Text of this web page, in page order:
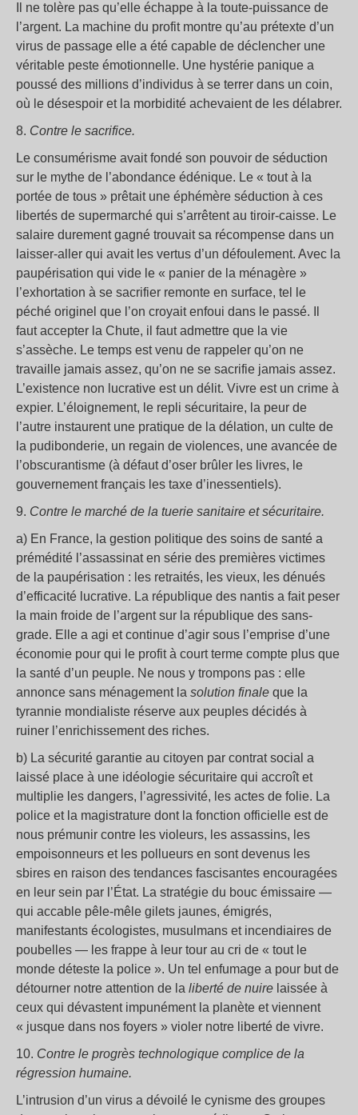
Il ne tolère pas qu’elle échappe à la toute-puissance de
l’argent. La machine du profit montre qu’au prétexte d’un
virus de passage elle a été capable de déclencher une
véritable peste émotionnelle. Une hystérie panique a
poussé des millions d’individus à se terrer dans un coin,
où le désespoir et la morbidité achevaient de les délabrer.
8. Contre le sacrifice.
Le consumérisme avait fondé son pouvoir de séduction
sur le mythe de l’abondance édénique. Le « tout à la
portée de tous » prêtait une éphémère séduction à ces
libertés de supermarché qui s’arrêtent au tiroir-caisse. Le
salaire durement gagné trouvait sa récompense dans un
laisser-aller qui avait les vertus d’un défoulement. Avec la
paupérisation qui vide le « panier de la ménagère »
l’exhortation à se sacrifier remonte en surface, tel le
péché originel que l’on croyait enfoui dans le passé. Il
faut accepter la Chute, il faut admettre que la vie
s’assèche. Le temps est venu de rappeler qu’on ne
travaille jamais assez, qu’on ne se sacrifie jamais assez.
L’existence non lucrative est un délit. Vivre est un crime à
expier. L’éloignement, le repli sécuritaire, la peur de
l’autre instaurent une pratique de la délation, un culte de
la pudibonderie, un regain de violences, une avancée de
l’obscurantisme (à défaut d’oser brûler les livres, le
gouvernement français les taxe d’inessentiels).
9. Contre le marché de la tuerie sanitaire et sécuritaire.
a) En France, la gestion politique des soins de santé a
prémédité l’assassinat en série des premières victimes
de la paupérisation : les retraités, les vieux, les dénués
d’efficacité lucrative. La république des nantis a fait peser
la main froide de l’argent sur la république des sans-
grade. Elle a agi et continue d’agir sous l’emprise d’une
économie pour qui le profit à court terme compte plus que
la santé d’un peuple. Ne nous y trompons pas : elle
annonce sans ménagement la solution finale que la
tyrannie mondialiste réserve aux peuples décidés à
ruiner l’enrichissement des riches.
b) La sécurité garantie au citoyen par contrat social a
laissé place à une idéologie sécuritaire qui accroît et
multiplie les dangers, l’agressivité, les actes de folie. La
police et la magistrature dont la fonction officielle est de
nous prémunir contre les violeurs, les assassins, les
empoisonneurs et les pollueurs en sont devenus les
sbires en raison des tendances fascisantes encouragées
en leur sein par l’État. La stratégie du bouc émissaire —
qui accable pêle-mêle gilets jaunes, émigrés,
manifestants écologistes, musulmans et incendiaires de
poubelles — les frappe à leur tour au cri de « tout le
monde déteste la police ». Un tel enfumage a pour but de
détourner notre attention de la liberté de nuire laissée à
ceux qui dévastent impunément la planète et viennent
« jusque dans nos foyers » violer notre liberté de vivre.
10. Contre le progrès technologique complice de la
régression humaine.
L’intrusion d’un virus a dévoilé le cynisme des groupes